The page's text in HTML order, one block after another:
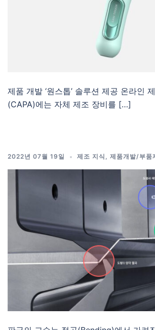
제품 개발 ‘원스톱’ 솔루션 제공 온라인
(CAPA)에는 자체 제조 장비를 […]
2022년 07월 19일 제조 지식 제품개발/부품